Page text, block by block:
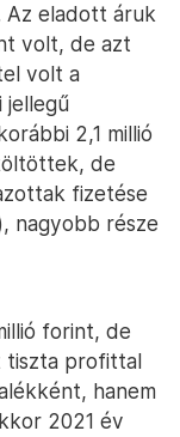
Az eladott áruk
volt, de azt
volt a
jellegű
2,1 millió
de
fizetése
nagyobb része
forint, de
tiszta profittal
hanem
2021 év